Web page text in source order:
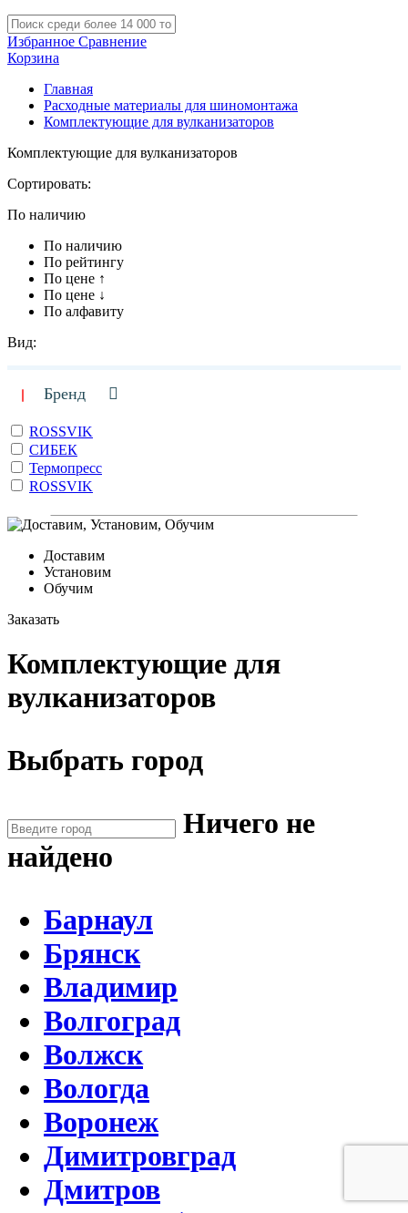
Избранное Сравнение
Корзина
Главная
Расходные материалы для шиномонтажа
Комплектующие для вулканизаторов
Комплектующие для вулканизаторов
Сортировать:
По наличию
По наличию
По рейтингу
По цене ↑
По цене ↓
По алфавиту
Вид:
Бренд
ROSSVIK
СИБЕК
Термопресс
ROSSVIK
Доставим
Установим
Обучим
Заказать
Комплектующие для
вулканизаторов
Выбрать город
Ничего не
найдено
Барнаул
Брянск
Владимир
Волгоград
Волжск
Вологда
Воронеж
Димитровград
Дмитров